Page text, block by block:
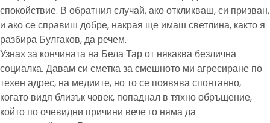
спокойствие. В обратния случай, ако откликваш, си призван,
и ако се справиш добре, накрая ще имаш светлина, както я
разбира Булгаков, да речем.
Узнах за кончината на Бела Тар от някаква безлична
социалка. Давам си сметка за смешното ми агресиране по
техен адрес, на медиите, но то се появява спонтанно,
когато видя близък човек, попаднал в тяхно обръщение,
който по очевидни причини вече го няма да